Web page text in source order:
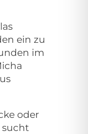
ein zu
im
oder